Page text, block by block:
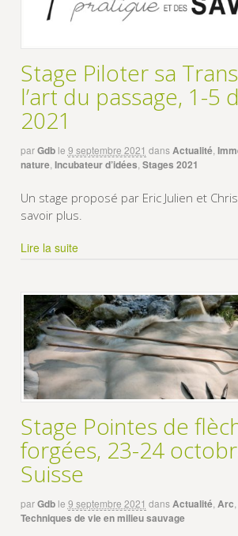
Stage Piloter sa
l’art du passage, 1-5
2021
parGdb le 9 septembre 2021 dansActualité,
nature, Incubateur d’idées Stages 2021
Un stage proposé par Eric Julien et
savoir plus.
Lire la suite
Stage Pointes de
forgées, 23-24
Suisse
parGdb le 9 septembre 2021 dansActualité, Arc
Techniques de vie en milieu sauvage